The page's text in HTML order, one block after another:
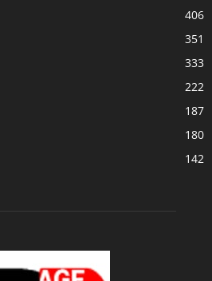
406
351
333
222
187
180
142